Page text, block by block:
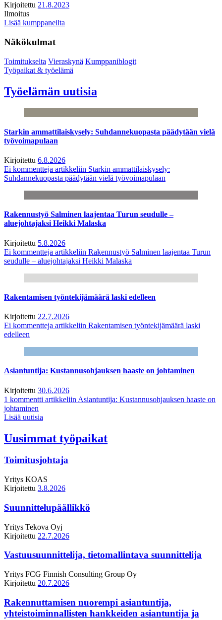
Kirjoitettu 21.8.2023
Ilmoitus
Lisää kumppaneilta
Näkökulmat
Toimitukselta Vieraskynä Kumppaniblogit
Työpaikat & työelämä
Työelämän uutisia
Starkin ammattilaiskysely: Suhdannekuopasta päädytään vielä
työvoimapulaan
Kirjoitettu 6.8.2026
Ei kommentteja artikkeliin Starkin ammattilaiskysely:
Suhdannekuopasta päädytään vielä työvoimapulaan
Rakennustyö Salminen laajentaa Turun seudulle –
aluejohtajaksi Heikki Malaska
Kirjoitettu 5.8.2026
Ei kommentteja artikkeliin Rakennustyö Salminen laajentaa Turun
seudulle – aluejohtajaksi Heikki Malaska
Rakentamisen työntekijämäärä laski edelleen
Kirjoitettu 22.7.2026
Ei kommentteja artikkeliin Rakentamisen työntekijämäärä laski
edelleen
Asiantuntija: Kustannusohjauksen haaste on johtaminen
Kirjoitettu 30.6.2026
1 kommentti artikkeliin Asiantuntija: Kustannusohjauksen haaste on
johtaminen
Lisää uutisia
Uusimmat työpaikat
Toimitusjohtaja
Yritys KOAS
Kirjoitettu 3.8.2026
Suunnittelupäällikkö
Yritys Tekova Oyj
Kirjoitettu 22.7.2026
Vastuusuunnittelija, tietomallintava suunnittelija
Yritys FCG Finnish Consulting Group Oy
Kirjoitettu 20.7.2026
Rakennuttamisen nuorempi asiantuntija,
yhteistoiminnallisten hankkeiden asiantuntija ja